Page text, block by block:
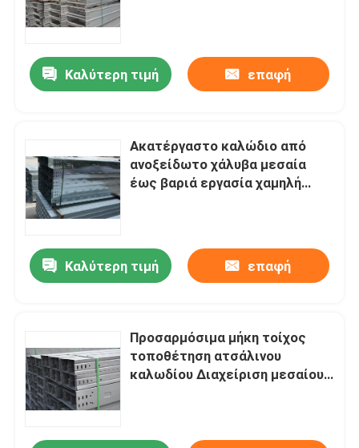
Καλύτερη τιμή επαφή
Ακατέργαστο καλώδιο από
ανοξείδωτο χάλυβα μεσαία
έως βαριά εργασία χαμηλή
Καλύτερη τιμή επαφή
Προσαρμόσιμα μήκη τοίχος
τοποθέτηση ατσάλινου
καλωδίου Διαχείριση μεσαίου